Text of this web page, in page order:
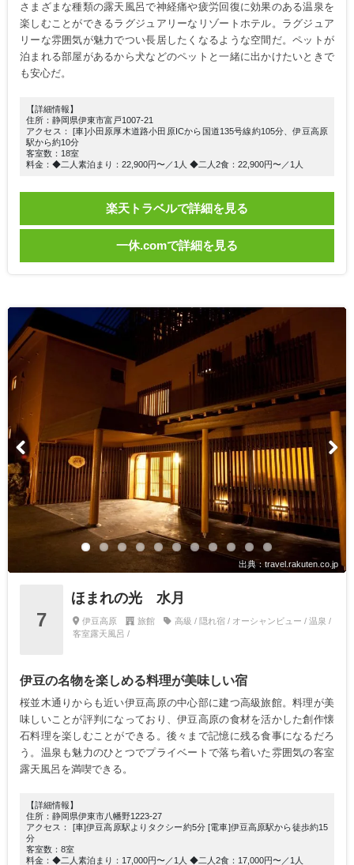
さまざまな種類の露天風呂で神経痛や疲労回復に効果のある温泉を
楽しむことができるラグジュアリーなリゾートホテル。ラグジュア
リーな雰囲気が魅力でつい長居したくなるような空間だ。ペットが
泊まれる部屋があるから犬などのペットと一緒に出かけたいときで
も安心だ。
【詳細情報】
住所：静岡県伊東市富戸1007-21
アクセス： [車]小田原厚木道路小田原ICから国道135号線約105分、伊豆高原
駅から約10分
客室数：18室
料金：◆二人素泊まり：22,900円〜／1人 ◆二人2食：22,900円〜／1人
楽天トラベルで詳細を見る
一休.comで詳細を見る
出典：travel.rakuten.co.jp
7
ほまれの光 水月
伊豆高原 旅館
高級 / 隠れ宿 / オーシャンビュー / 温泉 /
客室露天風呂 /
伊豆の名物を楽しめる料理が美味しい宿
桜並木通りからも近い伊豆高原の中心部に建つ高級旅館。料理が美
味しいことが評判になっており、伊豆高原の食材を活かした創作懐
石料理を楽しむことができる。後々まで記憶に残る食事になるだろ
う。温泉も魅力のひとつでプライベートで落ち着いた雰囲気の客室
露天風呂を満喫できる。
【詳細情報】
住所：静岡県伊東市八幡野1223-27
アクセス： [車]伊豆高原駅よりタクシー約5分 [電車]伊豆高原駅から徒歩約15
分
客室数：8室
料金：◆二人素泊まり：17,000円〜／1人 ◆二人2食：17,000円〜／1人